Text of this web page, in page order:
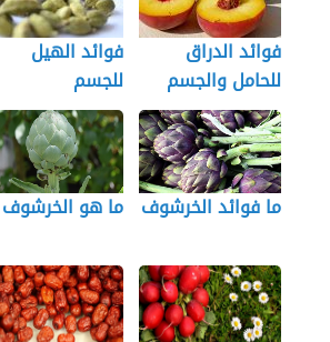
فوائد الدراق
للحامل والجسم
فوائد الهيل
للجسم
ما فوائد الخرشوف ما هو الخرشوف